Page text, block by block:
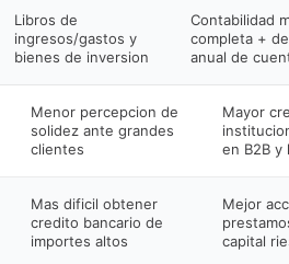
Libros de
ingresos/gastos y
bienes de inversion
Contabilidad
completa +
anual de
Menor percepcion de
solidez ante grandes
clientes
Mayor
en B2B y
Mas dificil obtener
credito bancario de
importes altos
Mejor
capital